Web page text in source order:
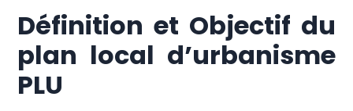
Définition et Objectif du
plan local d’urbanisme
PLU